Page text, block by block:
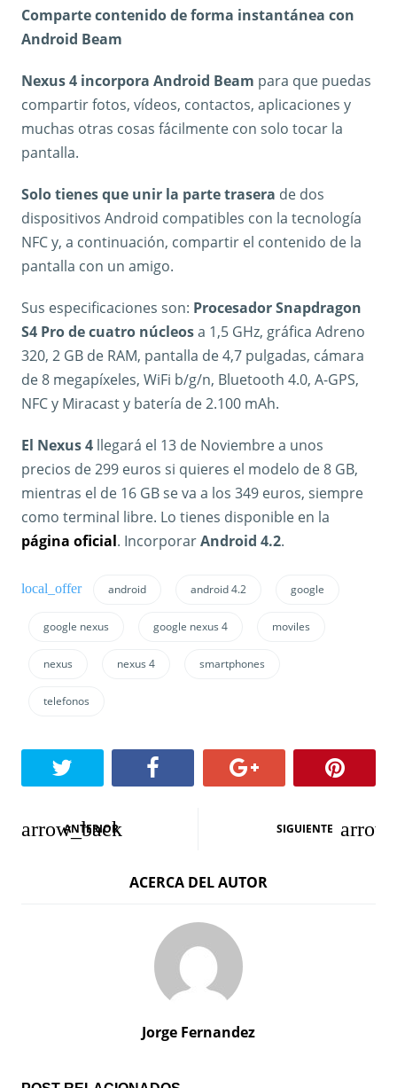
Comparte contenido de forma instantánea con
Android Beam
Nexus 4 incorpora Android Beam para que puedas
compartir fotos, vídeos, contactos, aplicaciones y
muchas otras cosas fácilmente con solo tocar la
pantalla.
Solo tienes que unir la parte trasera de dos
dispositivos Android compatibles con la tecnología
NFC y, a continuación, compartir el contenido de la
pantalla con un amigo.
Sus especificaciones son: Procesador Snapdragon
S4 Pro de cuatro núcleosa 1,5 GHz, gráfica Adreno
320, 2 GB de RAM, pantalla de 4,7 pulgadas, cámara
de 8 megapíxeles, WiFi b/g/n, Bluetooth 4.0, A-GPS,
NFC y Miracast y batería de 2.100 mAh.
El Nexus 4 llegará el 13 de Noviembre a unos
precios de 299 euros si quieres el modelo de 8 GB,
mientras el de 16 GB se va a los 349 euros, siempre
como terminal libre. Lo tienes disponible en la
página oficial. IncorporarAndroid 4.2.
android android 4.2 google
google nexus google nexus 4 moviles
nexus nexus 4 smartphones
telefonos
N
ANTERIOR SIGUIENTE
ACERCA DEL AUTOR
Jorge Fernandez